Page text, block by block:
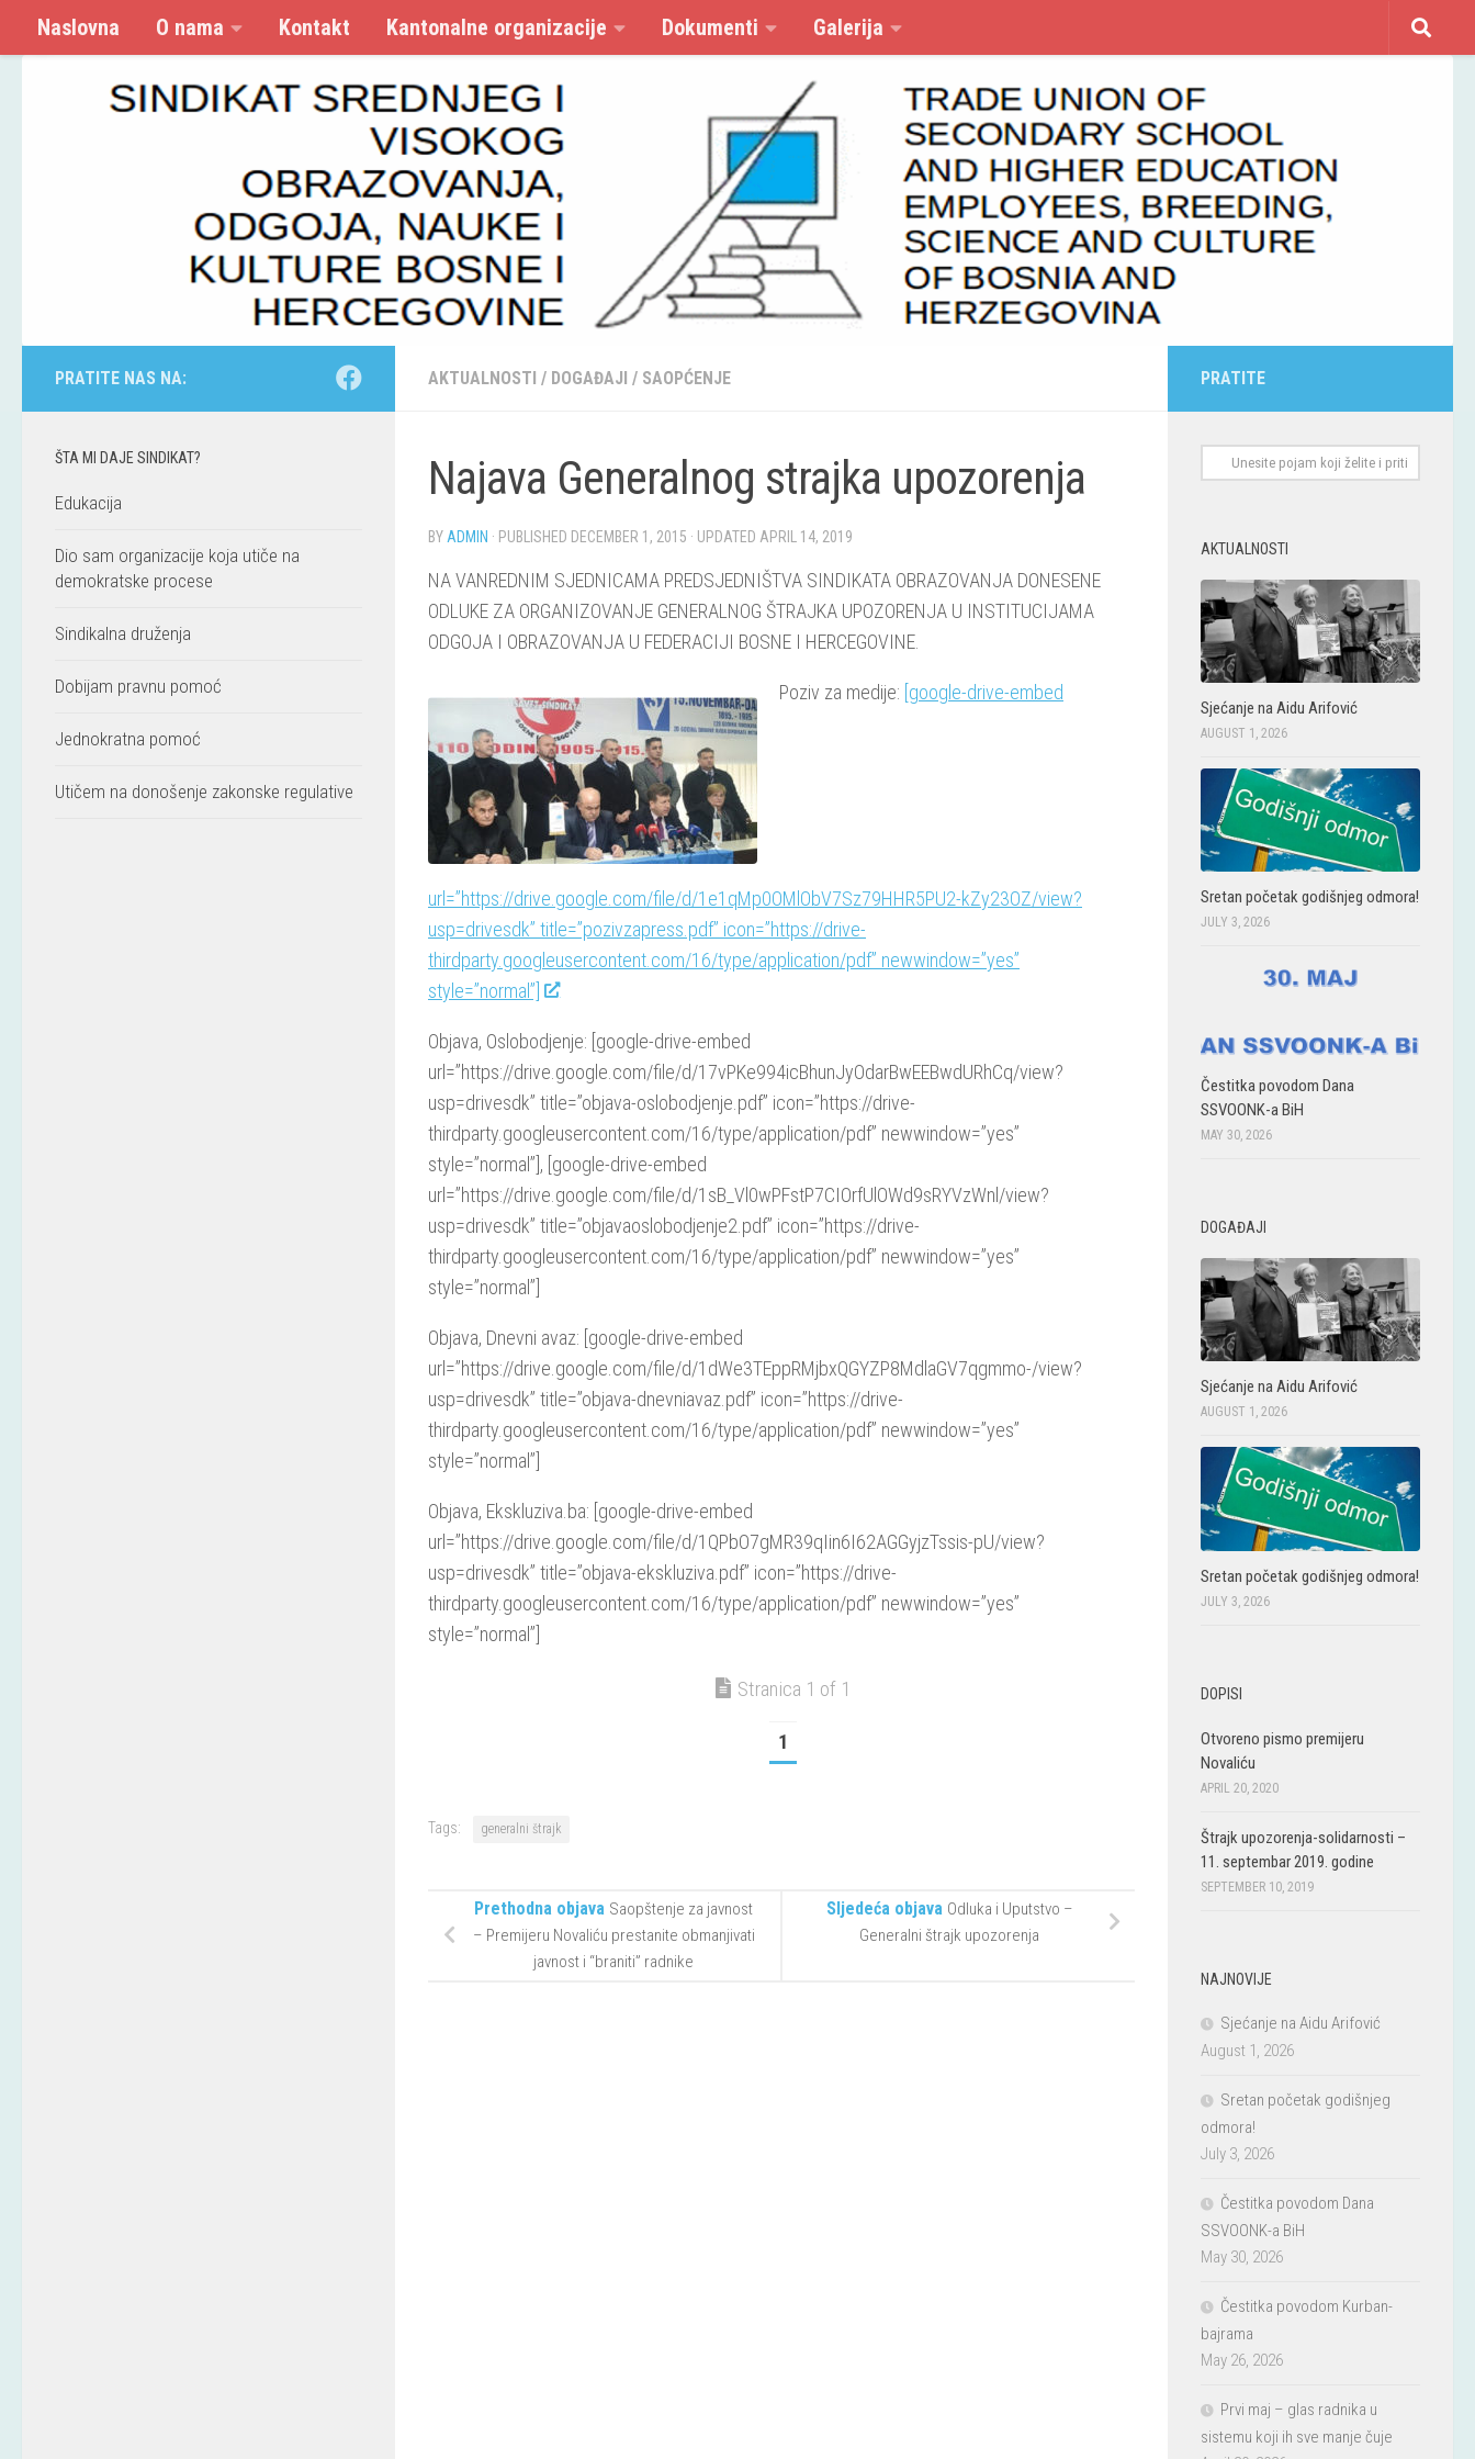
Skip to content
Naslovna O nama Kontakt Kantonalne organizacije Dokumenti Galerija
AKTUALNOSTI / DOGAĐAJI / SAOPĆENJE
Najava Generalnog strajka upozorenja
BY ADMIN · PUBLISHED DECEMBER 1, 2015 · UPDATED APRIL 14, 2019
NA VANREDNIM SJEDNICAMA PREDSJEDNIŠTVA SINDIKATA OBRAZOVANJA DONESENE
ODLUKE ZA ORGANIZOVANJE GENERALNOG ŠTRAJKA UPOZORENJA U INSTITUCIJAMA
ODGOJA I OBRAZOVANJA U FEDERACIJI BOSNE I HERCEGOVINE.
Poziv za medije: [google-drive-embed
url=”https://drive.google.com/file/d/1e1qMp0OMlObV7Sz79HHR5PU2-kZy23OZ/view?
usp=drivesdk” title=”pozivzapress.pdf” icon=”https://drive-
thirdparty.googleusercontent.com/16/type/application/pdf” newwindow=”yes”
style=”normal”]
Objava, Oslobodjenje: [google-drive-embed
url=”https://drive.google.com/file/d/17vPKe994icBhunJyOdarBwEEBwdURhCq/view?
usp=drivesdk” title=”objava-oslobodjenje.pdf” icon=”https://drive-
thirdparty.googleusercontent.com/16/type/application/pdf” newwindow=”yes”
style=”normal”], [google-drive-embed
url=”https://drive.google.com/file/d/1sB_Vl0wPFstP7CIOrfUlOWd9sRYVzWnl/view?
usp=drivesdk” title=”objavaoslobodjenje2.pdf” icon=”https://drive-
thirdparty.googleusercontent.com/16/type/application/pdf” newwindow=”yes”
style=”normal”]
Objava, Dnevni avaz: [google-drive-embed
url=”https://drive.google.com/file/d/1dWe3TEppRMjbxQGYZP8MdlaGV7qgmmo-/view?
usp=drivesdk” title=”objava-dnevniavaz.pdf” icon=”https://drive-
thirdparty.googleusercontent.com/16/type/application/pdf” newwindow=”yes”
style=”normal”]
Objava, Ekskluziva.ba: [google-drive-embed
url=”https://drive.google.com/file/d/1QPbO7gMR39qIin6I62AGGyjzTssis-pU/view?
usp=drivesdk” title=”objava-ekskluziva.pdf” icon=”https://drive-
thirdparty.googleusercontent.com/16/type/application/pdf” newwindow=”yes”
style=”normal”]
Stranica 1 of 1
1
Tags: generalni štrajk
Sljedeća objava Odluka i Uputstvo –
Generalni štrajk upozorenja
Prethodna objava Saopštenje za javnost
– Premijeru Novaliću prestanite obmanjivati
javnost i “braniti” radnike
PRATITE NAS NA:
ŠTA MI DAJE SINDIKAT?
Edukacija
Dio sam organizacije koja utiče na
demokratske procese
Sindikalna druženja
Dobijam pravnu pomoć
Jednokratna pomoć
Utičem na donošenje zakonske regulative
PRATITE
AKTUALNOSTI
Sjećanje na Aidu Arifović
AUGUST 1, 2026
Sretan početak godišnjeg odmora!
JULY 3, 2026
Čestitka povodom Dana
SSVOONK-a BiH
MAY 30, 2026
DOGAĐAJI
Sjećanje na Aidu Arifović
AUGUST 1, 2026
Sretan početak godišnjeg odmora!
JULY 3, 2026
DOPISI
Otvoreno pismo premijeru
Novaliću
APRIL 20, 2020
Štrajk upozorenja-solidarnosti –
11. septembar 2019. godine
SEPTEMBER 10, 2019
NAJNOVIJE
Sjećanje na Aidu Arifović
August 1, 2026
Sretan početak godišnjeg
odmora!
July 3, 2026
Čestitka povodom Dana
SSVOONK-a BiH
May 30, 2026
Čestitka povodom Kurban-
bajrama
May 26, 2026
Prvi maj – glas radnika u
sistemu koji ih sve manje čuje